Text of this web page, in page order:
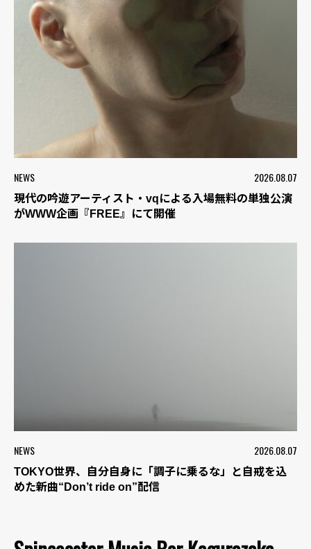
NEWS 2026.08.07
現代の吟遊アーティスト・vqによる入場無料の単独公演
がWWW企画『FREE』にて開催
NEWS 2026.08.07
TOKYO世界、自分自身に「調子に乗るな」と自戒を込
めた新曲“Don’t ride on”配信